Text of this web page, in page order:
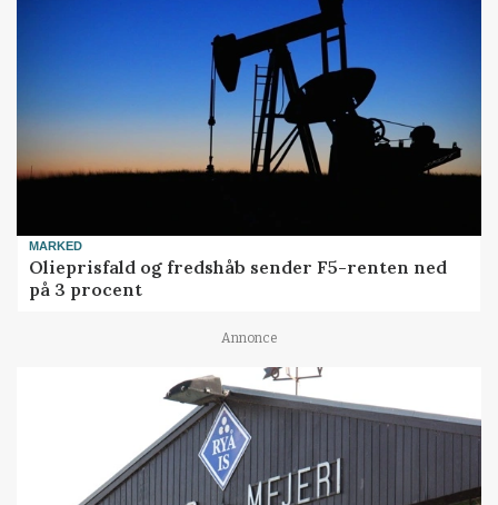
MARKED
Olieprisfald og fredshåb sender F5-renten ned
på 3 procent
Annonce